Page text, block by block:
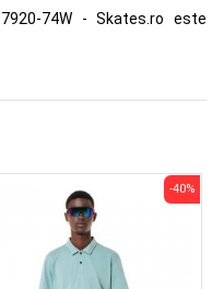
74W - Skates.ro este
-40%